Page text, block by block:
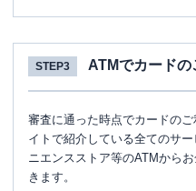
STEP3 ATMでカードの
審査に通った時点でカードの
イトで紹介している全てのサ
ニエンスストア等のATMから
きます。